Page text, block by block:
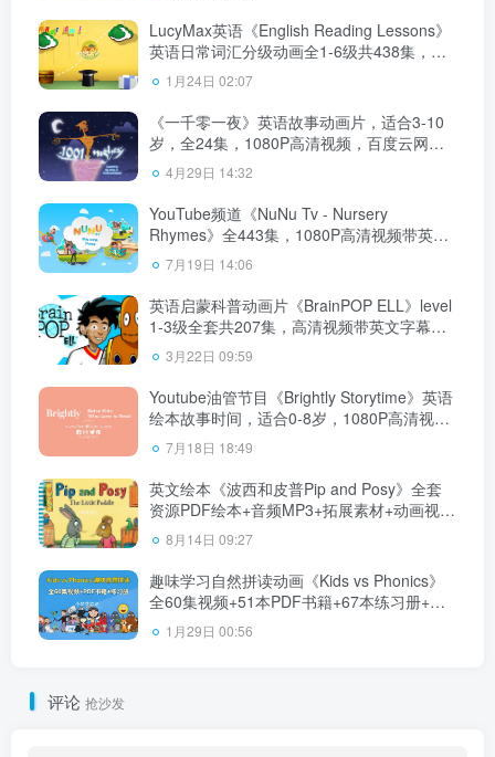
LucyMax英语《English Reading Lessons》
英语日常词汇分级动画全1-6级共438集，
720P高清视频带英文字幕，百度云网盘下
载！
1月24日 02:07
《一千零一夜》英语故事动画片，适合3-10
岁，全24集，1080P高清视频，百度云网盘
下载
4月29日 14:32
YouTube频道《NuNu Tv - Nursery
Rhymes》全443集，1080P高清视频带英文
字幕，百度云网盘下载！
7月19日 14:06
英语启蒙科普动画片《BrainPOP ELL》level
1-3级全套共207集，高清视频带英文字幕，
百度云网盘下载！
3月22日 09:59
Youtube油管节目《Brightly Storytime》英语
绘本故事时间，适合0-8岁，1080P高清视频
带英文字幕，百度云网盘下载
7月18日 18:49
英文绘本《波西和皮普Pip and Posy》全套
资源PDF绘本+音频MP3+拓展素材+动画视
频，百度云网盘下载！
8月14日 09:27
趣味学习自然拼读动画《Kids vs Phonics》
全60集视频+51本PDF书籍+67本练习册+配
套音频MP3，百度云网盘下载！
1月29日 00:56
评论 抢沙发